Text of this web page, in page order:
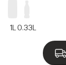
1L0.33L